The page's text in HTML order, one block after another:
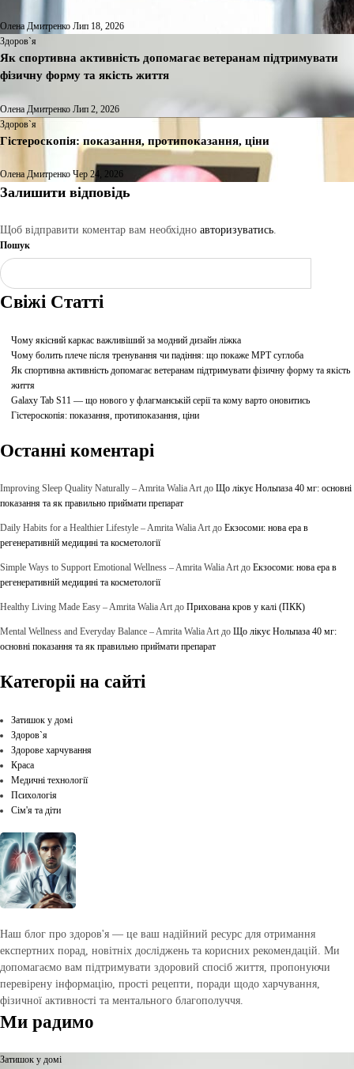
Олена Дмитренко Лип 18, 2026
Здоров`я
Як спортивна активність допомагає ветеранам підтримувати
фізичну форму та якість життя
Олена Дмитренко Лип 2, 2026
Здоров`я
Гістероскопія: показання, протипоказання, ціни
Олена Дмитренко Чер 24, 2026
Залишити відповідь
Щоб відправити коментар вам необхідно авторизуватись
Пошук
Свіжі Статті
Чому якісний каркас важливіший за модний дизайн ліжка
Чому болить плече після тренування чи падіння: що покаже МРТ суглоба
Як спортивна активність допомагає ветеранам підтримувати фізичну форму та якість
життя
Galaxy Tab S11 — що нового у флагманській серії та кому варто оновитись
Гістероскопія: показання, протипоказання, ціни
Останні коментарі
Improving Sleep Quality Naturally – Amrita Walia Art до Що лікує Нольпаза 40 мг: основні
показання та як правильно приймати препарат
Daily Habits for a Healthier Lifestyle – Amrita Walia Art до Екзосоми: нова ера в
регенеративній медицині та косметології
Simple Ways to Support Emotional Wellness – Amrita Walia Art до Екзосоми: нова ера в
регенеративній медицині та косметології
Healthy Living Made Easy – Amrita Walia Art до Прихована кров у калі (ПКК)
Mental Wellness and Everyday Balance – Amrita Walia Art до Що лікує Нольпаза 40 мг:
основні показання та як правильно приймати препарат
Категоріі на сайті
Затишок у домі
Здоров`я
Здорове харчування
Краса
Медичні технології
Психологія
Сім'я та діти
Наш блог про здоров'я — це ваш надійний ресурс для отримання
експертних порад, новітніх досліджень та корисних рекомендацій. Ми
допомагаємо вам підтримувати здоровий спосіб життя, пропонуючи
перевірену інформацію, прості рецепти, поради щодо харчування,
фізичної активності та ментального благополуччя.
Ми радимо
Затишок у домі